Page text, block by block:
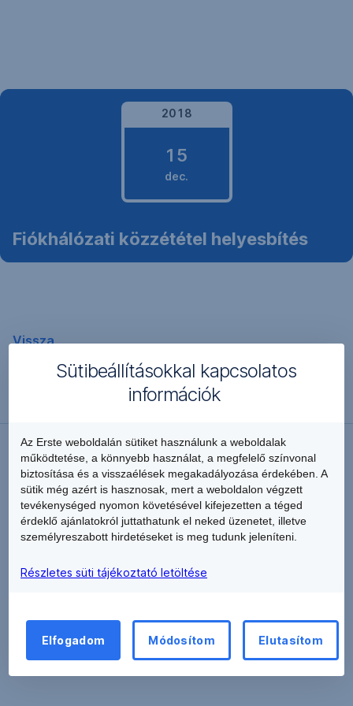
2018
15
dec.
2018.
Fiókhálózati közzététel helyesbítés
Vissza
Közzététel letöltése
,
Új
ablakban
nyílik
meg
Sütibeállításokkal kapcsolatos
információk
Az Erste weboldalán sütiket használunk a weboldalak
működtetése, a könnyebb használat, a megfelelő színvonal
biztosítása és a visszaélések megakadályozása érdekében. A
sütik még azért is hasznosak, mert a weboldalon végzett
tevékenységed nyomon követésével kifejezetten a téged
érdeklő ajánlatokról juttathatunk el neked üzenetet, illetve
személyreszabott hirdetéseket is meg tudunk jeleníteni.
Részletes süti tájékoztató letöltése
Elfogadom Módosítom Elutasítom